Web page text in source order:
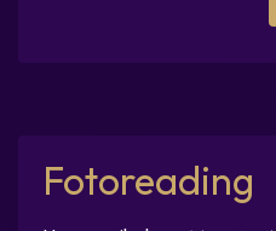
Fotoreading